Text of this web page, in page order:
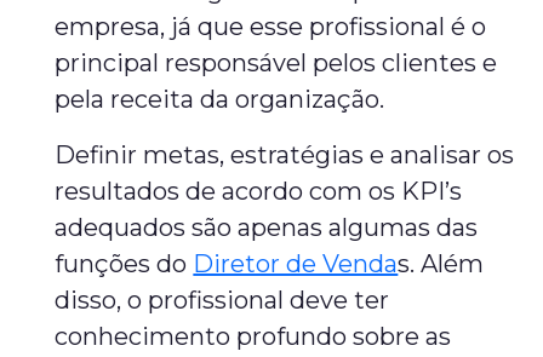
empresa, já que esse profissional é o
principal responsável pelos clientes e
pela receita da organização.
Definir metas, estratégias e analisar os
resultados de acordo com os KPI’s
adequados são apenas algumas das
funções do Diretor de Vendas. Além
disso, o profissional deve ter
conhecimento profundo sobre as